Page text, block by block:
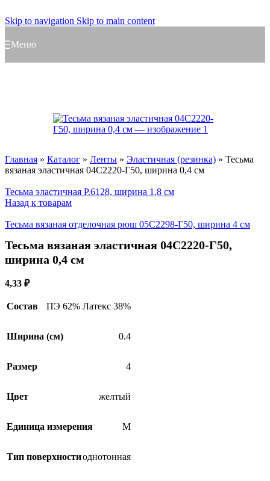
Skip to navigation Skip to main content
Меню
Главная » Каталог » Ленты » Эластичная (резинка) » Тесьма
вязаная эластичная 04С2220-Г50, ширина 0,4 см
Тесьма эластичная Р.6128, ширина 1,8 см
Назад к товарам
Тесьма вязаная отделочная рюш 05С2298-Г50, ширина 4 см
Тесьма вязаная эластичная 04С2220-Г50,
ширина 0,4 см
4,33 ₽
Состав ПЭ 62% Латекс 38%
Ширина (см) 0.4
Размер 4
Цвет желтый
Единица измерения М
Тип поверхностиоднотонная